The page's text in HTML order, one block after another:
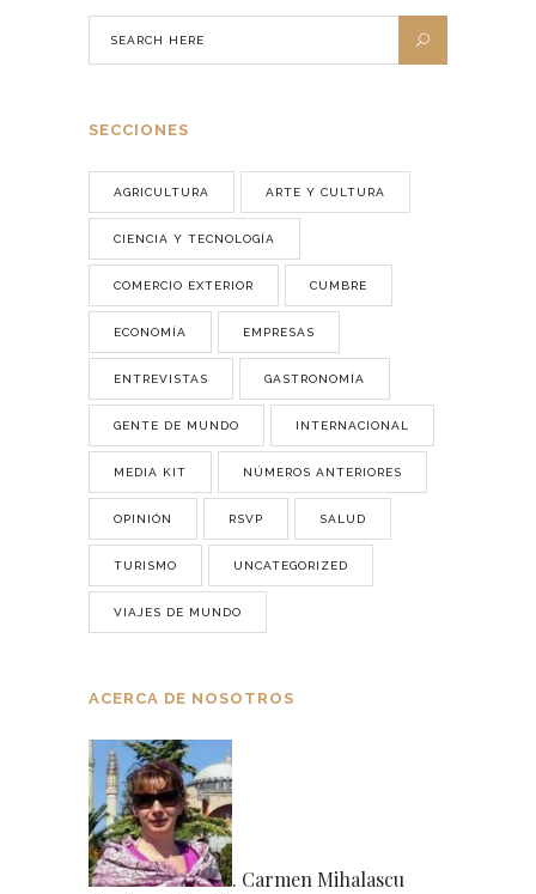
SECCIONES
AGRICULTURA ARTE Y CULTURA
CIENCIA Y TECNOLOGÍA
COMERCIO EXTERIOR CUMBRE
ECONOMÍA EMPRESAS
ENTREVISTAS GASTRONOMÍA
GENTE DE MUNDO INTERNACIONAL
MEDIA KIT NÚMEROS ANTERIORES
OPINIÓN RSVP SALUD
TURISMO UNCATEGORIZED
VIAJES DE MUNDO
ACERCA DE NOSOTROS
. Carmen Mihalascu